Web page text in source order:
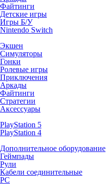
Файтинги
Детские игры
Игры Б/У
Nintendo Switch
Экшен
Симуляторы
Гонки
Ролевые игры
Приключения
Аркады
Файтинги
Стратегии
Аксессуары
PlayStation 5
PlayStation 4
Дополнительное оборудование
Геймпады
Рули
Кабели соединительные
PC